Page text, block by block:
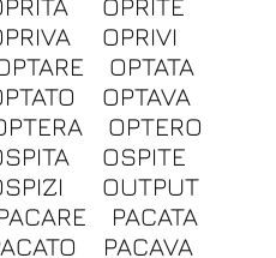
OPRITE
OPRIVI
OPTATA
OPTAVA
OPTERO
OSPITE
OUTPUT
PACATA
PACAVA